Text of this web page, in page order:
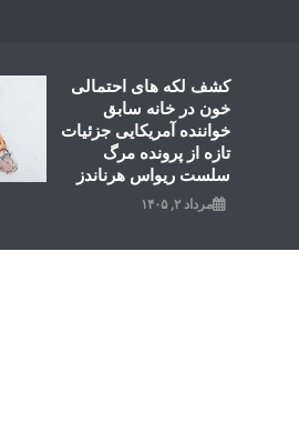
کشف لکه های احتمالی
خون در خانه سابق
خواننده آمریکایی جزئیات
تازه از پرونده مرگ
سلست ریواس هرناندز
مرداد ۲, ۱۴۰۵